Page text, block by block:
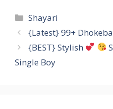
Categories
Shayari
{Latest} 99+
{BEST} Stylish
Single Boy